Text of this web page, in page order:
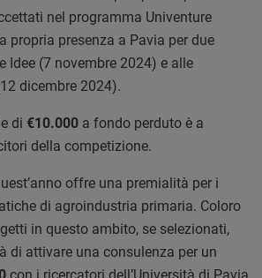
nel programma Univenture
propria presenza a Pavia per due
Idee (7 novembre 2024) e alle
dicembre 2024).
di €10.000a fondo perduto è a
della competizione.
offre una premialità per i
di agroindustria primaria. Coloro
in questo ambito, se selezionati,
di attivare una consulenza per un
con i ricercatori dell’Università di Pavia